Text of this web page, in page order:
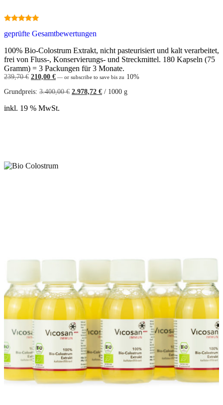
out of 5
geprüfte Gesamtbewertungen
100% Bio-Colostrum Extrakt, nicht pasteurisiert und kalt verarbeitet,
frei von Fluss-, Konservierungs- und Streckmittel. 180 Kapseln (75
Gramm) = 3 Packungen für 3 Monate.
239,70€ Ursprünglicher
war:
210,00 €Aktueller
ist:
— or subscribe to save bis zu 10%
Grundpreis: 3.400,00€ 2.978,72 € / 1000 g
inkl. 19 % MwSt.